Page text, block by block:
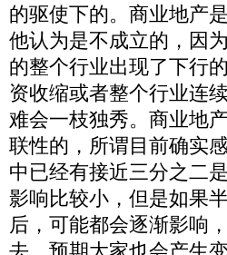
的驱使下的。商业地产
他认为是不成立的，因
的整个行业出现了下行
资收缩或者整个行业连
难会一枝独秀。商业地
联性的，所谓目前确实
中已经有接近三分之二
影响比较小，但是如果
后，可能都会逐渐影响